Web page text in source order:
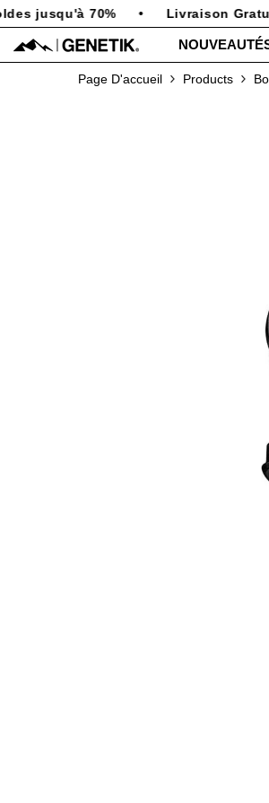
PASSER AU CONTENU
jusqu'à 70% Livraison
Page D'accueil Products